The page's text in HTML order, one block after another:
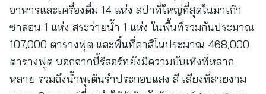
อาหารและเครื่องดื่ม 14 แห่ง สปาที่ใหญ่ที่สุดในมาเก๊า
ซาลอน 1 แห่ง สระว่ายน้ำ 1 แห่ง ในพื้นที่รวมกันประมาณ
107,000 ตารางฟุต และพื้นที่คาสิโนประมาณ 468,000
ตารางฟุต นอกจากนี้รีสอร์ทยังมีความบันเทิงที่หลาก
หลาย รวมถึงน้ำพุเต้นรำประกอบแสง สี เสียงที่สวยงาม